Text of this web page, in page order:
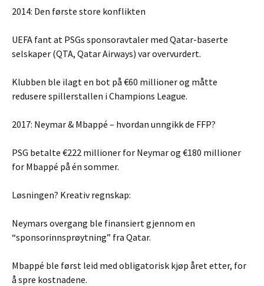
2014: Den første store konflikten
UEFA fant at PSGs sponsoravtaler med Qatar-baserte
selskaper (QTA, Qatar Airways) var overvurdert.
Klubben ble ilagt en bot på €60 millioner og måtte
redusere spillerstallen i Champions League.
2017: Neymar & Mbappé – hvordan unngikk de FFP?
PSG betalte €222 millioner for Neymar og €180 millioner
for Mbappé på én sommer.
Løsningen? Kreativ regnskap:
Neymars overgang ble finansiert gjennom en
“sponsorinnsprøytning” fra Qatar.
Mbappé ble først leid med obligatorisk kjøp året etter, for
å spre kostnadene.